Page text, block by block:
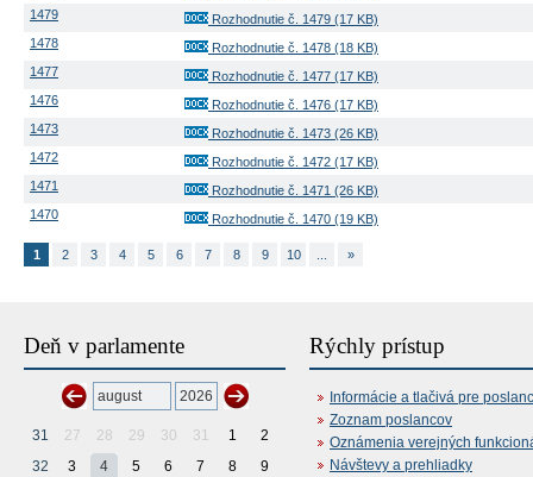
1479
Rozhodnutie č. 1479 (17 KB)
1478
Rozhodnutie č. 1478 (18 KB)
1477
Rozhodnutie č. 1477 (17 KB)
1476
Rozhodnutie č. 1476 (17 KB)
1473
Rozhodnutie č. 1473 (26 KB)
1472
Rozhodnutie č. 1472 (17 KB)
1471
Rozhodnutie č. 1471 (26 KB)
1470
Rozhodnutie č. 1470 (19 KB)
1 2 3 4 5 6 7 8 9 10 »
Deň v parlamente
31 27 28 29 30 31 1
2
32
3 4 5 6 7 8
9
Rýchly prístup
Informácie a tlačivá pre
Zoznam poslancov
Oznámenia verejných
Návštevy a prehliadky